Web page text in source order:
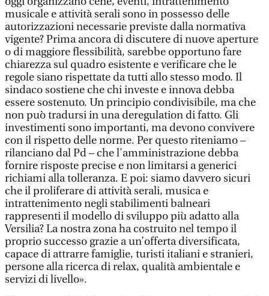
musicale e attività serali sono in possesso delle
autorizzazioni necessarie previste dalla normativa
vigente? Prima ancora di discutere di nuove aperture
o di maggiore flessibilità, sarebbe opportuno fare
chiarezza sul quadro esistente e verificare che le
regole siano rispettate da tutti allo stesso modo. Il
sindaco sostiene che chi investe e innova debba
essere sostenuto. Un principio condivisibile, ma che
non può tradursi in una deregulation di fatto. Gli
investimenti sono importanti, ma devono convivere
con il rispetto delle norme. Per questo riteniamo –
rilanciano dal Pd – che l'amministrazione debba
fornire risposte precise e non limitarsi a generici
richiami alla tolleranza. E poi: siamo davvero sicuri
che il proliferare di attività serali, musica e
intrattenimento negli stabilimenti balneari
rappresenti il modello di sviluppo più adatto alla
Versilia? La nostra zona ha costruito nel tempo il
proprio successo grazie a un’offerta diversificata,
capace di attrarre famiglie, turisti italiani e stranieri,
persone alla ricerca di relax, qualità ambientale e
servizi di livello».